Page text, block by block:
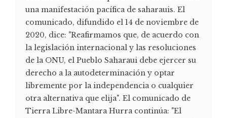
una manifestación pacífica de saharauis. El
comunicado, difundido el 14 de noviembre de
2020, dice: "Reafirmamos que, de acuerdo con
la legislación internacional y las resoluciones
de la ONU, el Pueblo Saharaui debe ejercer su
derecho a la autodeterminación y optar
libremente por la independencia o cualquier
otra alternativa que elija". El comunicado de
Tierra Libre-Mantara Hurra continúa: "El